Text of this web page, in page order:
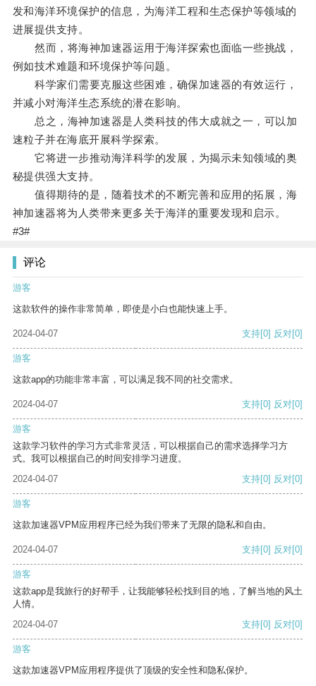
发和海洋环境保护的信息，为海洋工程和生态保护等领域的
进展提供支持。
然而，将海神加速器运用于海洋探索也面临一些挑战，
例如技术难题和环境保护等问题。
科学家们需要克服这些困难，确保加速器的有效运行，
并减小对海洋生态系统的潜在影响。
总之，海神加速器是人类科技的伟大成就之一，可以加
速粒子并在海底开展科学探索。
它将进一步推动海洋科学的发展，为揭示未知领域的奥
秘提供强大支持。
值得期待的是，随着技术的不断完善和应用的拓展，海
神加速器将为人类带来更多关于海洋的重要发现和启示。
#3#
评论
游客
这款软件的操作非常简单，即使是小白也能快速上手。
2024-04-07 支持[0] 反对[0]
游客
这款app的功能非常丰富，可以满足我不同的社交需求。
2024-04-07 支持[0] 反对[0]
游客
这款学习软件的学习方式非常灵活，可以根据自己的需求选择学习方
式。我可以根据自己的时间安排学习进度。
2024-04-07
支持[0] 反对[0]
游客
这款加速器VPM应用程序已经为我们带来了无限的隐私和自由。
2024-04-07 支持[0] 反对[0]
游客
这款app是我旅行的好帮手，让我能够轻松找到目的地，了解当地的风土
人情。
2024-04-07
支持[0] 反对[0]
游客
这款加速器VPM应用程序提供了顶级的安全性和隐私保护。